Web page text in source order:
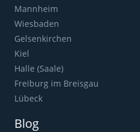
Mannheim
Wiesbaden
Gelsenkirchen
Kiel
Halle (Saale)
Freiburg im Breisgau
Lübeck
Blog